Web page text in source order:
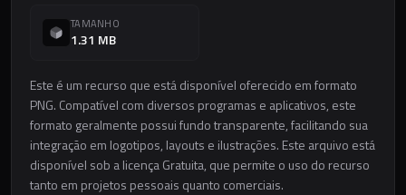
TAMANHO
1.31 MB
Este é um recurso que está disponível oferecido em formato
PNG. Compatível com diversos programas e aplicativos, este
formato geralmente possui fundo transparente, facilitando sua
integração em logotipos, layouts e ilustrações. Este arquivo está
disponível sob a licença Gratuita, que permite o uso do recurso
tanto em projetos pessoais quanto comerciais.